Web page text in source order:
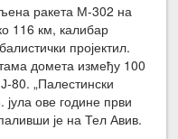
ракета М-302 на
116 км, калибар
пројектил.
домета између 100
80. „Палестински
јула ове године први
је на Тел Авив.